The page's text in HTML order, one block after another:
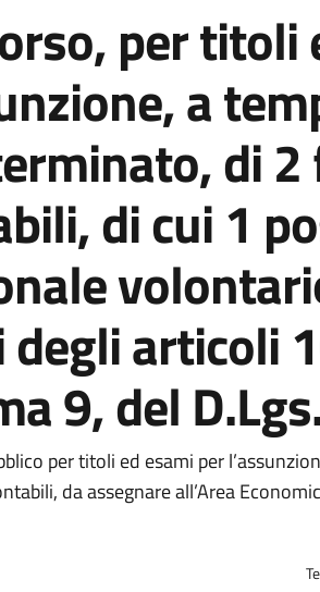
per titoli
a
di
di cui 1
degli articoli
9, del
della notizia
per titoli ed esami per
da assegnare all’Area